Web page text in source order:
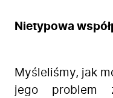
Nietypowa
Myśleliśmy, jak
jego problem